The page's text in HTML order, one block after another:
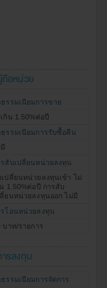
ถือหน่วย
ธรรมเนียมการขาย
กิน 1.50%ต่อปี
ธรรมเนียมการรับซื้อคืน
รสับเปลี่ยนหน่วยลงทุน
เปลี่ยนหน่วยลงทุนเข้า ไม่
1.50%ต่อปี การสับ
ลี่ยนหน่วยลงทุนออก ไม่มี
รโอนหน่วยลงทุน
บาท/รายการ
รลงทุน
รรมเนียมการจัดการ